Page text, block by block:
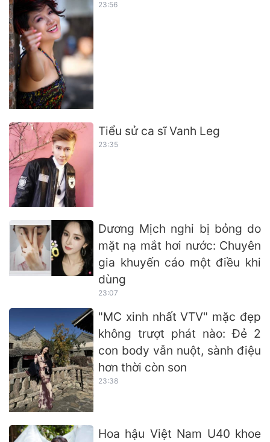
23:56
Tiểu sử ca sĩ Vanh Leg
23:35
Dương Mịch nghi bị bỏng do
mặt nạ mắt hơi nước: Chuyên
gia khuyến cáo một điều khi
dùng
23:07
"MC xinh nhất VTV" mặc đẹp
không trượt phát nào: Đẻ 2
con body vẫn nuột, sành điệu
hơn thời còn son
23:38
Hoa hậu Việt Nam U40 khoe